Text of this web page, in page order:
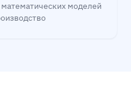
моделей